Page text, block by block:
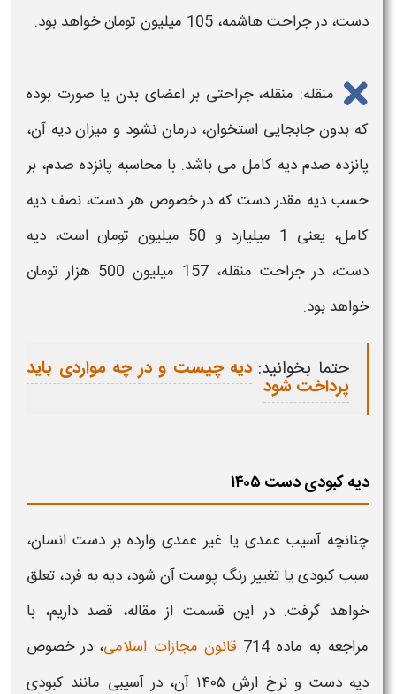
دست، در جراحت هاشمه، 105 میلیون تومان خواهد بود.
منقله: منقله، جراحتی بر اعضای بدن یا صورت بوده
که بدون جابجایی استخوان، درمان نشود و میزان دیه آن،
پانزده صدم دیه کامل می باشد. با محاسبه پانزده صدم، بر
حسب دیه مقدردست که در خصوص هر دست، نصف دیه
کامل، یعنی 1 میلیارد و 50 میلیون تومان است،
دیه
دست،
در جراحت منقله، 157 میلیون 500 هزار تومان
خواهد بود.
حتما بخوانید: دیه چیست و در چه مواردی باید
پرداخت شود
دیه کبودی دست ۱۴۰۵
چنانچه آسیب عمدی یا غیر عمدی وارده بر دست انسان،
سبب کبودی یا تغییر رنگ پوست آن شود، دیه به فرد، تعلق
خواهد گرفت. در این قسمت از مقاله، قصد داریم، با
مراجعه به ماده 714
قانون مجازات اسلامی، در خصوص
دیه دست و نرخ ارش ۱۴۰۵
آن، در آسیبی مانند کبودی